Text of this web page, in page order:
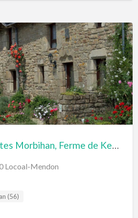
Chambres d’hôtes Morbihan, Ferme de Kervihern Locoal-Mendon
Locoal-Mendon
(56)